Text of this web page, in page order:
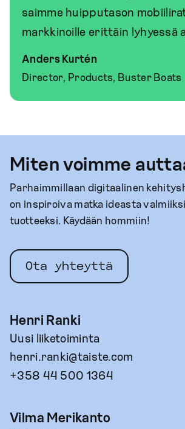
saimme huipputason
markkinoille erittäin lyhyessä
Anders Kurtén
Director, Products, Buster Boats
Miten voimme
Parhaimmillaan digitaalinen
on inspiroiva matka ideasta valmiiksi
tuotteeksi. Käydään hommiin!
Ota yhteyttä
Henri Ranki
Uusi liiketoiminta
henri.ranki@taiste.com
+358 44 500 1364
Vilma Merikanto